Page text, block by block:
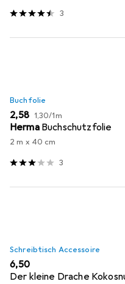
3
Buchfolie
EUR
2,58 EUR
1,30/1m
Herma Buchschutzfolie
2 m x 40 cm
3
Schreibtisch Accessoire
EUR
6,50
Der kleine Drache